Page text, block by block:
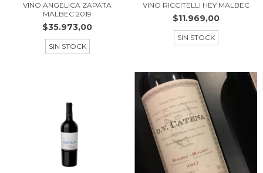
VINO ANGELICA ZAPATA
MALBEC 2019
$35.973,00
SIN STOCK
VINO RICCITELLI HEY MALBEC
$11.969,00
SIN STOCK